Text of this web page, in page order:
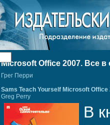
Microsoft Office 2007. Все
Грег Перри
Sams Teach Yourself Microsoft Office
Greg Perry
В